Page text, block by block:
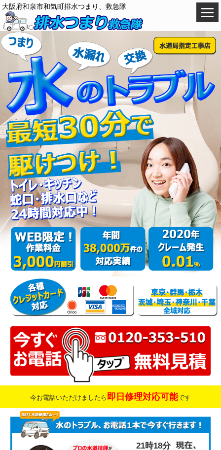
大阪府和泉市和気町排水つまり、救急隊
今お電話いただけましたら 即日修理対応可能です
21時18分